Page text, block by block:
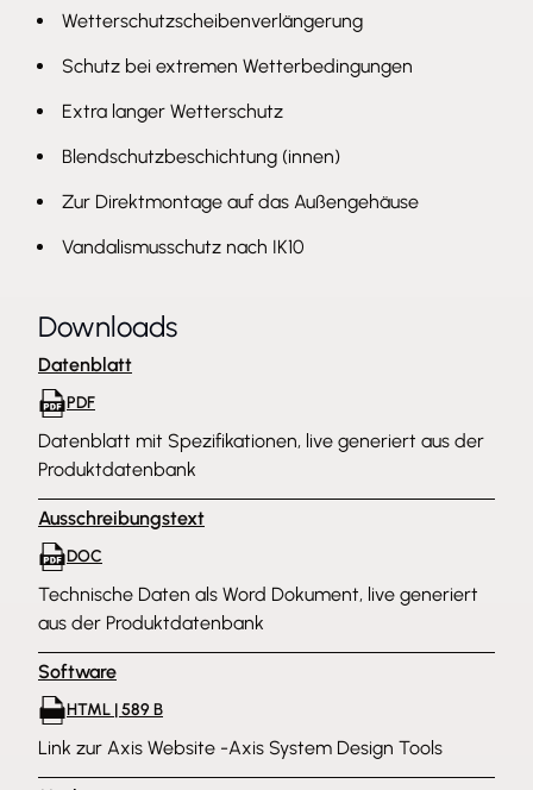
Wetterschutzscheibenverlängerung
Schutz bei extremen Wetterbedingungen
Extra langer Wetterschutz
Blendschutzbeschichtung (innen)
Zur Direktmontage auf das Außengehäuse
Vandalismusschutz nach IK10
Downloads
Datenblatt
PDF
Datenblatt mit Spezifikationen, live generiert aus der
Produktdatenbank
Ausschreibungstext
DOC
Technische Daten als Word Dokument, live generiert
aus der Produktdatenbank
Software
HTML | 589 B
Link zur Axis Website -Axis System Design Tools